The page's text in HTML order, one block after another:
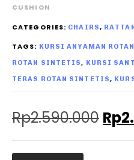
CUSHION
CATEGORIES: CHAIRS,
TAGS: KURSI ANYAMAN
ROTAN SINTETIS, KURSI
TERAS ROTAN SINTETIS,
Rp2.590.000 Rp